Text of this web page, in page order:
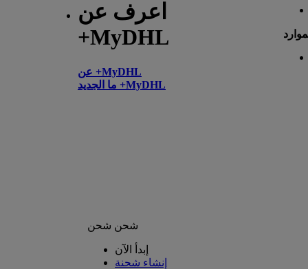
اعرف عن
+MyDHL
عن +MyDHL
ما الجديد +MyDHL
شحن شحن
إبدأ الآن
إنشاء شحنة